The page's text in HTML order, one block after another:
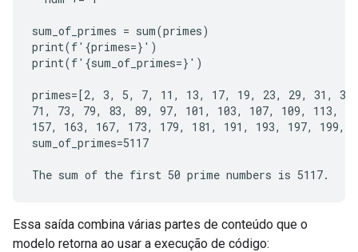
sum_of_primes = sum(primes)
print(f'{primes=}')
print(f'{sum_of_primes=}')
primes=[2, 3, 5, 7, 11, 13, 17, 19, 23, 29, 31,
71, 73, 79, 83, 89, 97, 101, 103, 107, 109, 113,
157, 163, 167, 173, 179, 181, 191, 193, 197, 199,
sum_of_primes=5117
Essa saída combina várias partes de conteúdo que o
modelo retorna ao usar a execução de código: